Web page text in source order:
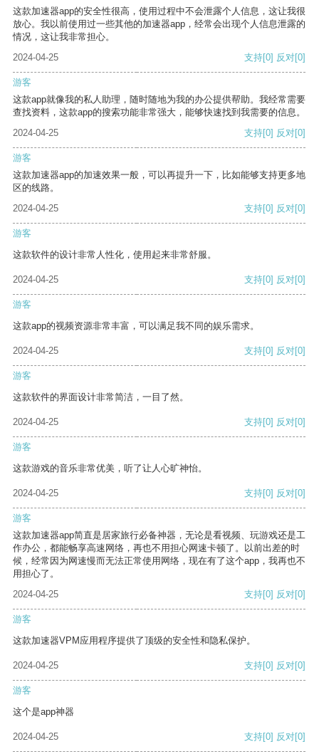
这款加速器app的安全性很高，使用过程中不会泄露个人信息，这让我很
放心。我以前使用过一些其他的加速器app，经常会出现个人信息泄露的
情况，这让我非常担心。
2024-04-25
支持[0] 反对[0]
游客
这款app就像我的私人助理，随时随地为我的办公提供帮助。我经常需要
查找资料，这款app的搜索功能非常强大，能够快速找到我需要的信息。
2024-04-25
支持[0] 反对[0]
游客
这款加速器app的加速效果一般，可以再提升一下，比如能够支持更多地
区的线路。
2024-04-25
支持[0] 反对[0]
游客
这款软件的设计非常人性化，使用起来非常舒服。
2024-04-25 支持[0] 反对[0]
游客
这款app的视频资源非常丰富，可以满足我不同的娱乐需求。
2024-04-25 支持[0] 反对[0]
游客
这款软件的界面设计非常简洁，一目了然。
2024-04-25 支持[0] 反对[0]
游客
这款游戏的音乐非常优美，听了让人心旷神怡。
2024-04-25 支持[0] 反对[0]
游客
这款加速器app简直是居家旅行必备神器，无论是看视频、玩游戏还是工
作办公，都能畅享高速网络，再也不用担心网速卡顿了。以前出差的时
候，经常因为网速慢而无法正常使用网络，现在有了这个app，我再也不
用担心了。
2024-04-25
支持[0] 反对[0]
游客
这款加速器VPM应用程序提供了顶级的安全性和隐私保护。
2024-04-25 支持[0] 反对[0]
游客
这个是app神器
2024-04-25 支持[0] 反对[0]